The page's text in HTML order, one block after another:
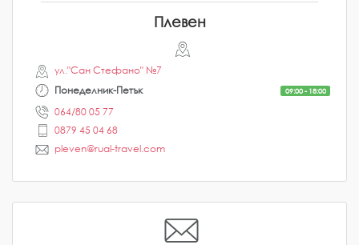
Плевен
ул."Сан Стефано" №7
Понеделник-Петък
09:00 - 18:00
064/80 05 77
0879 45 04 68
pleven@rual-travel.com